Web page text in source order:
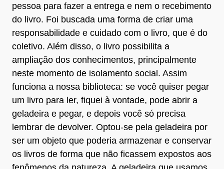
pessoa para fazer a entrega e nem o recebimento
do livro. Foi buscada uma forma de criar uma
responsabilidade e cuidado com o livro, que é do
coletivo. Além disso, o livro possibilita a
ampliação dos conhecimentos, principalmente
neste momento de isolamento social. Assim
funciona a nossa biblioteca: se você quiser pegar
um livro para ler, fiquei à vontade, pode abrir a
geladeira e pegar, e depois você só precisa
lembrar de devolver. Optou-se pela geladeira por
ser um objeto que poderia armazenar e conservar
os livros de forma que não ficassem expostos aos